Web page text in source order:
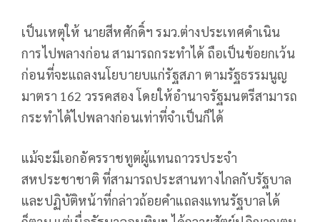
เป็นเหตุให้ นายสีหศักดิ์ฯ รมว.ต่างประเทศดำเนิน
การไปพลางก่อน สามารถกระทำได้ ถือเป็นข้อยกเว้น
ก่อนที่จะแถลงนโยบายบแก่รัฐสภา ตามรัฐธรรมนูญ
มาตรา 162 วรรคสอง โดยให้อำนาจรัฐมนตรีสามารถ
กระทำได้ไปพลางก่อนเท่าที่จำเป็นก็ได้
แม้จะมีเอกอัครราชทูตผู้แทนถาวรประจำ
สหประชาชาติ ที่สามารถประสานทางไกลกับรัฐบาล
และปฏิบัติหน้าที่กล่าวถ้อยคำแถลงแทนรัฐบาลได้